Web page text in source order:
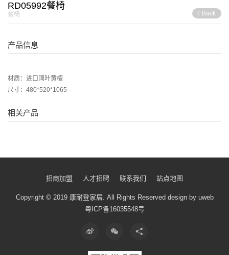
RD05992餐椅
餐椅 Back
产品信息
材质：进口阔叶黄檀
尺寸：480*520*1065
相关产品
招商加盟 人才招聘 联系我们 站点地图
Copyright © 2019 康耐登家居. All Rights Reserved design by uweb
粤ICP备16035548号